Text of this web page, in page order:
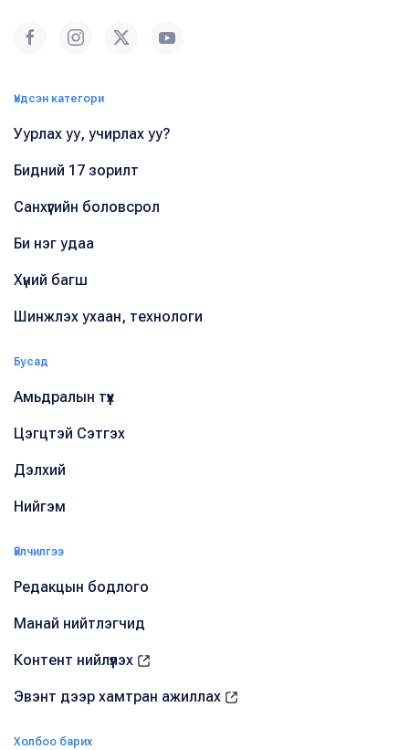
Үндсэн категори
Уурлах уу, учирлах уу?
Бидний 17 зорилт
Санхүүгийн боловсрол
Би нэг удаа
Хүний багш
Шинжлэх ухаан, технологи
Бусад
Амьдралын түүх
Цэгцтэй Сэтгэх
Дэлхий
Нийгэм
Үйлчилгээ
Редакцын бодлого
Манай нийтлэгчид
Контент нийлүүлэх
Эвэнт дээр хамтран ажиллах
Холбоо барих